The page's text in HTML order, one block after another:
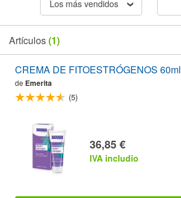
Los más vendidos
Artículos(1)
CREMA DE FITOESTRÓGENOS 60ml
de Emerita
(5)
36,85 €
IVA includio